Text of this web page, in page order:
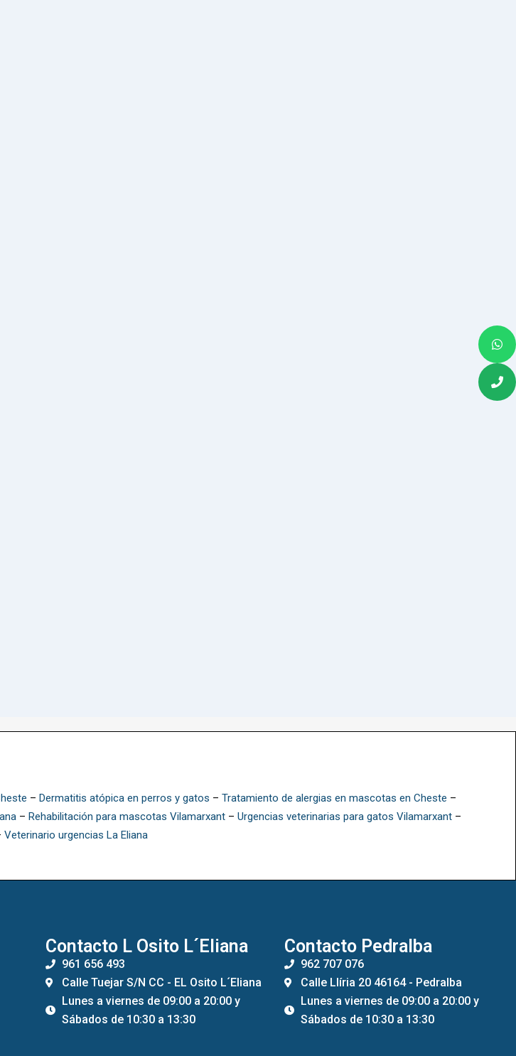
– Dermatitis atópica en perros y gatos – Tratamiento de alergias en mascotas en Cheste –
– Rehabilitación para mascotas Vilamarxant – Urgencias veterinarias para gatos Vilamarxant –
Veterinario urgencias La Eliana
Contacto L Osito L´Eliana
961 656 493
Calle Tuejar S/N CC - EL Osito L´Eliana
Lunes a viernes de 09:00 a 20:00 y
Sábados de 10:30 a 13:30
Contacto Pedralba
962 707 076
Calle Llíria 20 46164 - Pedralba
Lunes a viernes de 09:00 a 20:00 y
Sábados de 10:30 a 13:30